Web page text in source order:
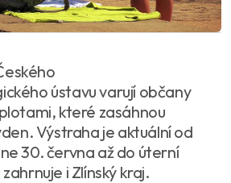
ústavu varují občany
které zasáhnou
Výstraha je aktuální od
30. června až do úterní
i Zlínský kraj.